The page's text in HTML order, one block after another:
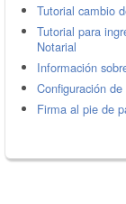
Tutorial cambio
Tutorial para
Notarial
Información
Configuración
Firma al pie de